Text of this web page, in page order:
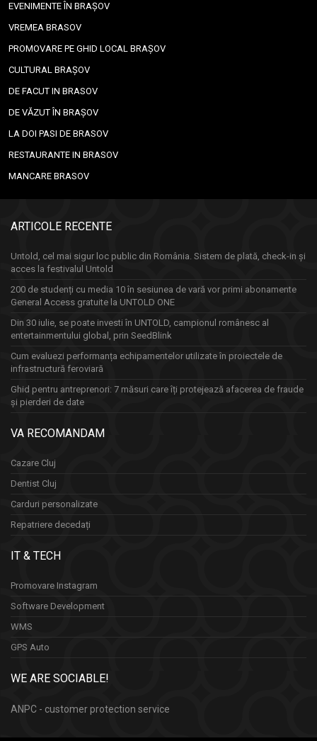
EVENIMENTE ÎN BRAȘOV
VREMEA BRASOV
PROMOVARE PE GHID LOCAL BRAȘOV
CULTURAL BRAȘOV
DE FACUT IN BRASOV
DE VĂZUT ÎN BRAȘOV
LA DOI PASI DE BRASOV
RESTAURANTE IN BRASOV
MANCARE BRASOV
ARTICOLE RECENTE
Untold, cel mai sigur loc public din România. Sistem de plată, check-in și
acces la festivalul Untold
200 de studenți cu media 10 în sesiunea de vară vor primi abonamente
General Access gratuite la UNTOLD ONE
Din 30 iulie, se poate investi în UNTOLD, campionul românesc al
entertainmentului global, prin SeedBlink
Cum evaluezi performanța echipamentelor utilizate în proiectele de
infrastructură feroviară
Ghid pentru antreprenori: 7 măsuri care îți protejează afacerea de fraude
și pierderi de date
VA RECOMANDAM
Cazare Cluj
Dentist Cluj
Carduri personalizate
Repatriere decedați
IT & TECH
Promovare Instagram
Software Development
WMS
GPS Auto
WE ARE SOCIABLE!
ANPC - customer protection service